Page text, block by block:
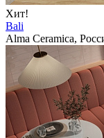
Хит!
Bali
Alma Ceramica,